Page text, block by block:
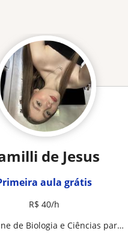
de Jesus
aula grátis
R$ 40/h
e Ciências para fundamental e Ensino Médio